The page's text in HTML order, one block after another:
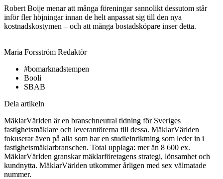
Robert Boije menar att många föreningar sannolikt dessutom står
inför fler höjningar innan de helt anpassat sig till den nya
kostnadskostymen – och att många bostadsköpare inser detta.
Maria Forsström Redaktör
#bomarknadstempen
Booli
SBAB
Dela artikeln
MäklarVärlden är en branschneutral tidning för Sveriges
fastighetsmäklare och leverantörerna till dessa. MäklarVärlden
fokuserar även på alla som har en studieinriktning som leder in i
fastighetsmäklarbranschen. Total upplaga: mer än 8 600 ex.
MäklarVärlden granskar mäklarföretagens strategi, lönsamhet och
kundnytta. MäklarVärlden utkommer årligen med sex välmatade
nummer.